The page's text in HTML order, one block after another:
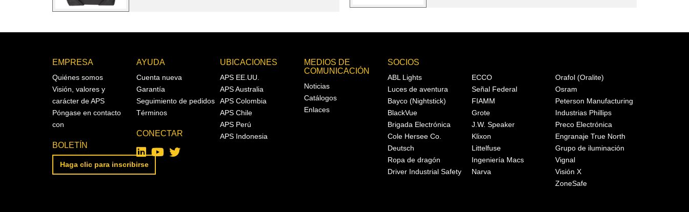
EMPRESA
Quiénes somos
Visión, valores y
carácter de APS
Póngase en contacto
con
BOLETÍN
Haga clic para inscribirse
AYUDA
Cuenta nueva
Garantía
Seguimiento de pedidos
Términos
CONECTAR
UBICACIONES
APS EE.UU.
APS Australia
APS Colombia
APS Chile
APS Perú
APS Indonesia
MEDIOS DE
COMUNICACIÓN
Noticias
Catálogos
Enlaces
SOCIOS
ABL Lights
Luces de aventura
Bayco (Nightstick)
BlackVue
Brigada Electrónica
Cole Hersee Co.
Deutsch
Ropa de dragón
Driver Industrial Safety
ECCO
Señal Federal
FIAMM
Grote
J.W. Speaker
Klixon
Littelfuse
Ingeniería Macs
Narva
Orafol (Oralite)
Osram
Peterson Manufacturing
Industrias Phillips
Preco Electrónica
Engranaje True North
Grupo de iluminación
Vignal
Visión X
ZoneSafe